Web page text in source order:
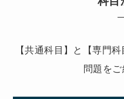
【共通科目】と【専門
問題をご